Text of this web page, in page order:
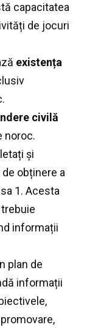
capacitatea
de jocuri
existența
civilă
noroc.
și
obținere a
1. Acesta
informații
plan de
informații